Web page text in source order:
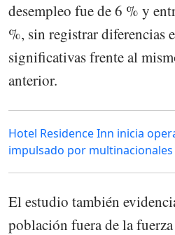
desempleo fue de 6 % y
%, sin registrar diferencias
significativas frente al
anterior.
Hotel Residence Inn inicia
impulsado por multinacionales
El estudio también
población fuera de la